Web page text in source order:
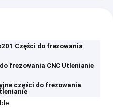
Części do frezowania
frezowania CNC Utlenianie
części do frezowania